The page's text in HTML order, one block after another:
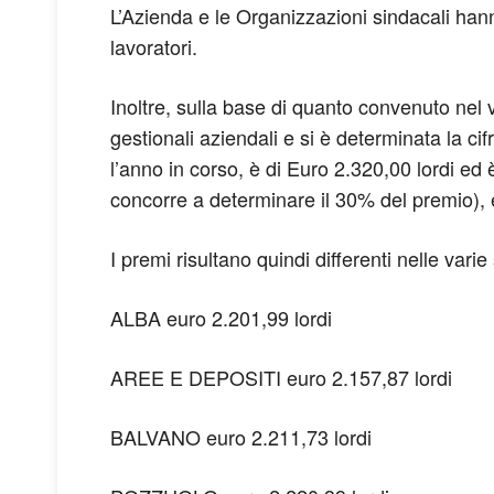
L’Azienda e le Organizzazioni sindacali
lavoratori.
Inoltre, sulla base di quanto convenuto
gestionali aziendali e si è determinata la
l’anno in corso, è di Euro 2.320,00 lordi
concorre a determinare il 30% del
I premi risultano quindi differenti nelle
ALBA euro 2.201,99 lordi
AREE E DEPOSITI euro 2.157,87 lordi
BALVANO euro 2.211,73 lordi